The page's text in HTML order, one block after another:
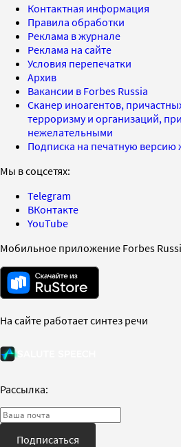
Контактная информация
Правила обработки
Реклама в журнале
Реклама на сайте
Условия перепечатки
Архив
Вакансии в Forbes Russia
Сканер иноагентов,
терроризму и организаций,
нежелательными
Подписка на печатную версию
Мы в соцсетях:
Telegram
ВКонтакте
YouTube
Мобильное приложение Forbes
На сайте работает синтез речи
Рассылка:
Подписаться